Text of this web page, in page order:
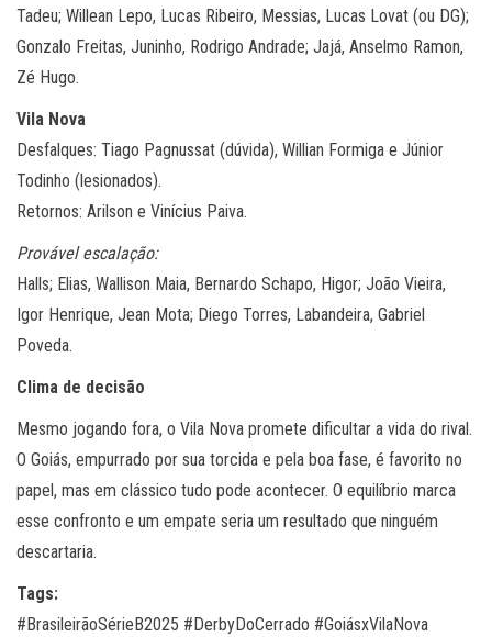
Tadeu; Willean Lepo, Lucas Ribeiro, Messias, Lucas Lovat (ou DG);
Gonzalo Freitas, Juninho, Rodrigo Andrade; Jajá, Anselmo Ramon,
Zé Hugo.
Vila Nova
Desfalques: Tiago Pagnussat (dúvida), Willian Formiga e Júnior
Todinho (lesionados).
Retornos: Arilson e Vinícius Paiva.
Provável escalação:
Halls; Elias, Wallison Maia, Bernardo Schapo, Higor; João Vieira,
Igor Henrique, Jean Mota; Diego Torres, Labandeira, Gabriel
Poveda.
Clima de decisão
Mesmo jogando fora, o Vila Nova promete dificultar a vida do rival.
O Goiás, empurrado por sua torcida e pela boa fase, é favorito no
papel, mas em clássico tudo pode acontecer. O equilíbrio marca
esse confronto e um empate seria um resultado que ninguém
descartaria.
Tags:
#BrasileirãoSérieB2025 #DerbyDoCerrado #GoiásxVilaNova